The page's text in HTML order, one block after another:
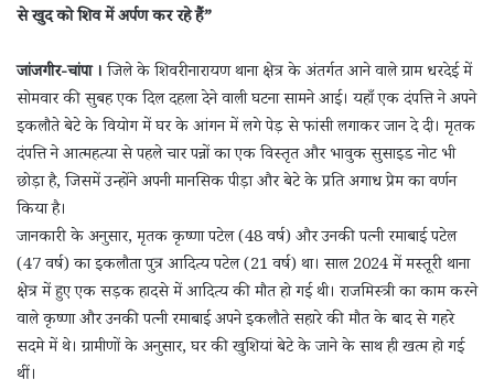
से खुद को शिव में अर्पण कर रहे हैं”
जांजगीर-चांपा ।जिले के शिवरीनारायण थाना क्षेत्र के अंतर्गत आने वाले ग्राम धरदेई में
सोमवार की सुबह एक दिल दहला देने वाली घटना सामने आई। यहाँ एक दंपत्ति ने अपने
इकलौते बेटे के वियोग में घर के आंगन में लगे पेड़ से फांसी लगाकर जान दे दी। मृतक
दंपत्ति ने आत्महत्या से पहले चार पन्नों का एक विस्तृत और भावुक सुसाइड नोट भी
छोड़ा है, जिसमें उन्होंने अपनी मानसिक पीड़ा और बेटे के प्रति अगाध प्रेम का वर्णन
किया है।
जानकारी के अनुसार, मृतक कृष्णा पटेल (48 वर्ष) और उनकी पत्नी रमाबाई पटेल
(47 वर्ष) का इकलौता पुत्र आदित्य पटेल (21 वर्ष) था। साल 2024 में मस्तूरी थाना
क्षेत्र में हुए एक सड़क हादसे में आदित्य की मौत हो गई थी। राजमिस्त्री का काम करने
वाले कृष्णा और उनकी पत्नी रमाबाई अपने इकलौते सहारे की मौत के बाद से गहरे
सदमे में थे। ग्रामीणों के अनुसार, घर की खुशियां बेटे के जाने के साथ ही खत्म हो गई
थीं।